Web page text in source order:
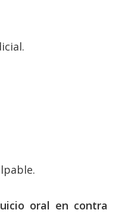
oral en contra